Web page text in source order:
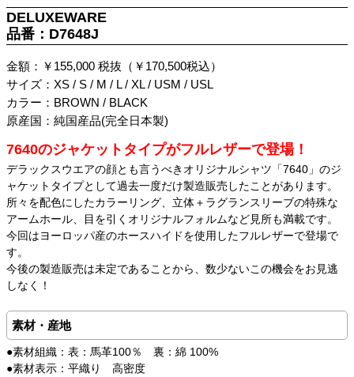
DELUXEWARE
品番：D7648J
金額：￥155,000 税抜（￥170,500税込）
サイズ：XS / S / M / L / XL / USM / USL
カラー：BROWN / BLACK
原産国：純国産品(完全日本製)
7640のジャケットタイプがフルレザーで登場！
デラックスウエアの顔とも言うべきオリジナルシャツ「7640」のジ
ャケットタイプとして過去一度だけ製造販売したことがあります。
所々を配色にしたカラーリング、立体＋ラグランスリーブの特殊な
アームホール、目を引くオリジナルフォルムなど見所も満載です。
今回はヨーロッパ産のホースハイドを使用したフルレザーで登場で
す。
今後の製造販売は未定であることから、数少ないこの機会をお見逃
しなく！
素材・産地
●素材組織：表：馬革100％ 裏：綿 100%
●素材表示：平織り 高密度